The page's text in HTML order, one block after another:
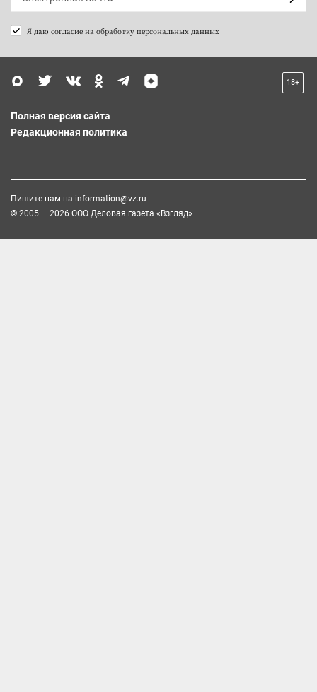
Я даю согласие на обработку персональных данных
18+
Полная версия сайта
Редакционная политика
Пишите нам на information@vz.ru
© 2005 — 2026 ООО Деловая газета «Взгляд»